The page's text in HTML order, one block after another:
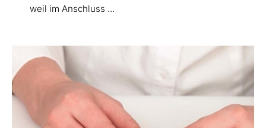
weil im Anschluss ...